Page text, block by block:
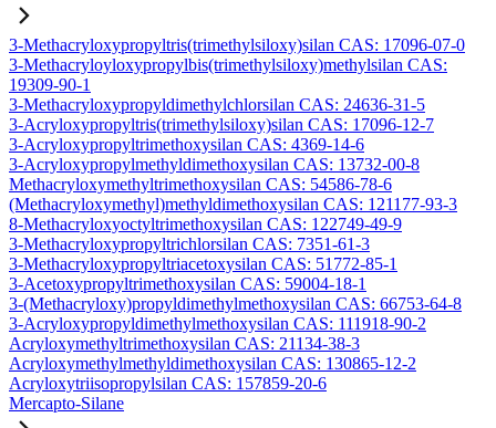
3-Methacryloxypropyltris(trimethylsiloxy)silan CAS: 17096-07-0
3-Methacryloyloxypropylbis(trimethylsiloxy)methylsilan CAS:
19309-90-1
3-Methacryloxypropyldimethylchlorsilan CAS: 24636-31-5
3-Acryloxypropyltris(trimethylsiloxy)silan CAS: 17096-12-7
3-Acryloxypropyltrimethoxysilan CAS: 4369-14-6
3-Acryloxypropylmethyldimethoxysilan CAS: 13732-00-8
Methacryloxymethyltrimethoxysilan CAS: 54586-78-6
(Methacryloxymethyl)methyldimethoxysilan CAS: 121177-93-3
8-Methacryloxyoctyltrimethoxysilan CAS: 122749-49-9
3-Methacryloxypropyltrichlorsilan CAS: 7351-61-3
3-Methacryloxypropyltriacetoxysilan CAS: 51772-85-1
3-Acetoxypropyltrimethoxysilan CAS: 59004-18-1
3-(Methacryloxy)propyldimethylmethoxysilan CAS: 66753-64-8
3-Acryloxypropyldimethylmethoxysilan CAS: 111918-90-2
Acryloxymethyltrimethoxysilan CAS: 21134-38-3
Acryloxymethylmethyldimethoxysilan CAS: 130865-12-2
Acryloxytriisopropylsilan CAS: 157859-20-6
Mercapto-Silane